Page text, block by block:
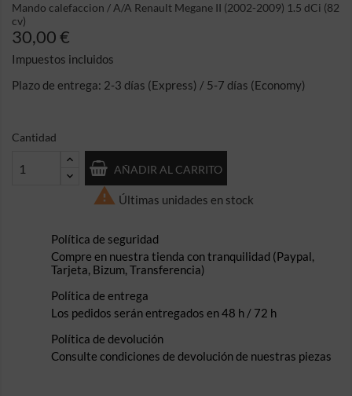
Mando calefaccion / A/A Renault Megane II (2002-2009) 1.5 dCi (82
cv)
30,00 €
Impuestos incluidos
Plazo de entrega: 2-3 días (Express) / 5-7 días (Economy)
Cantidad
AÑADIR AL CARRITO
 Últimas unidades en stock
Política de seguridad
Compre en nuestra tienda con tranquilidad (Paypal,
Tarjeta, Bizum, Transferencia)
Política de entrega
Los pedidos serán entregados en 48 h / 72 h
Política de devolución
Consulte condiciones de devolución de nuestras piezas